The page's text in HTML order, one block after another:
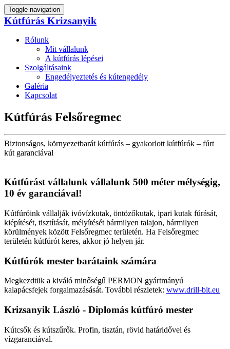
Toggle navigation
Kútfúrás Krizsanyik
Rólunk
Mit vállalunk
A kútfúrás lépései
Szolgáltásaink
Engedélyeztetés és kútengedély
Galéria
Kapcsolat
Kútfúrás Felsőregmec
Biztonságos, környezetbarát kútfúrás – gyakorlott kútfúrók – fúrt
kút garanciával
Kútfúrást vállalunk vállalunk 500 méter mélységig,
10 év garanciával!
Kútfúróink vállalják ivóvízkutak, öntözőkutak, ipari kutak fúrását,
kiépítését, tisztítását, mélyítését bármilyen talajon, bármilyen
körülmények között Felsőregmec területén. Ha Felsőregmec
területén kútfúrót keres, akkor jó helyen jár.
Kútfúrók mester barátaink számára
Megkezdtük a kiváló minőségű PERMON gyártmányú
kalapácsfejek forgalmazásását. További részletek: www.drill-bit.eu
Krizsanyik László - Diplomás kútfúró mester
Kútcsők és kútszűrők. Profin, tisztán, rövid határidővel és
vízgaranciával.